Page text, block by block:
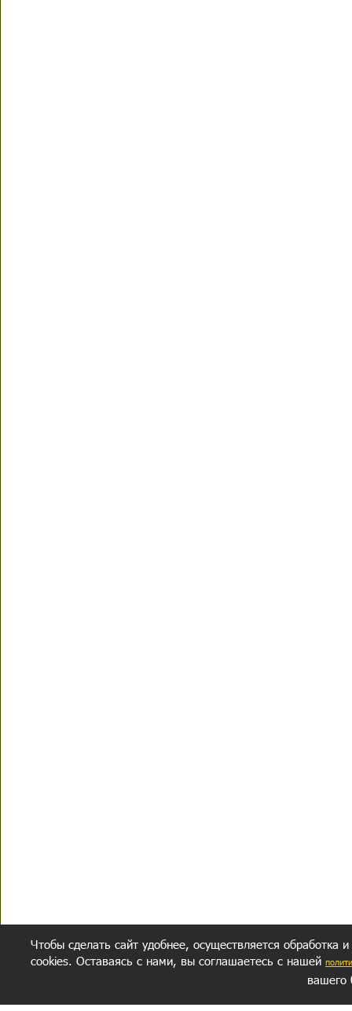
Чтобы сделать сайт удобнее, осуществляется обработка
cookies. Оставаясь с нами, вы соглашаетесь с нашей
вашего